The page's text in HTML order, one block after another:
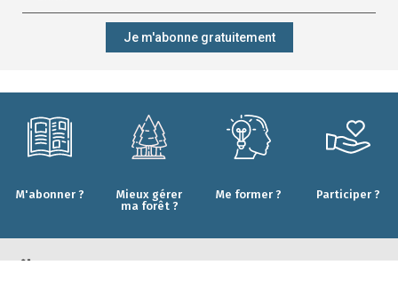
Je m'abonne gratuitement
M'abonner ?
Mieux gérer
ma forêt ?
Me former ? Participer ?